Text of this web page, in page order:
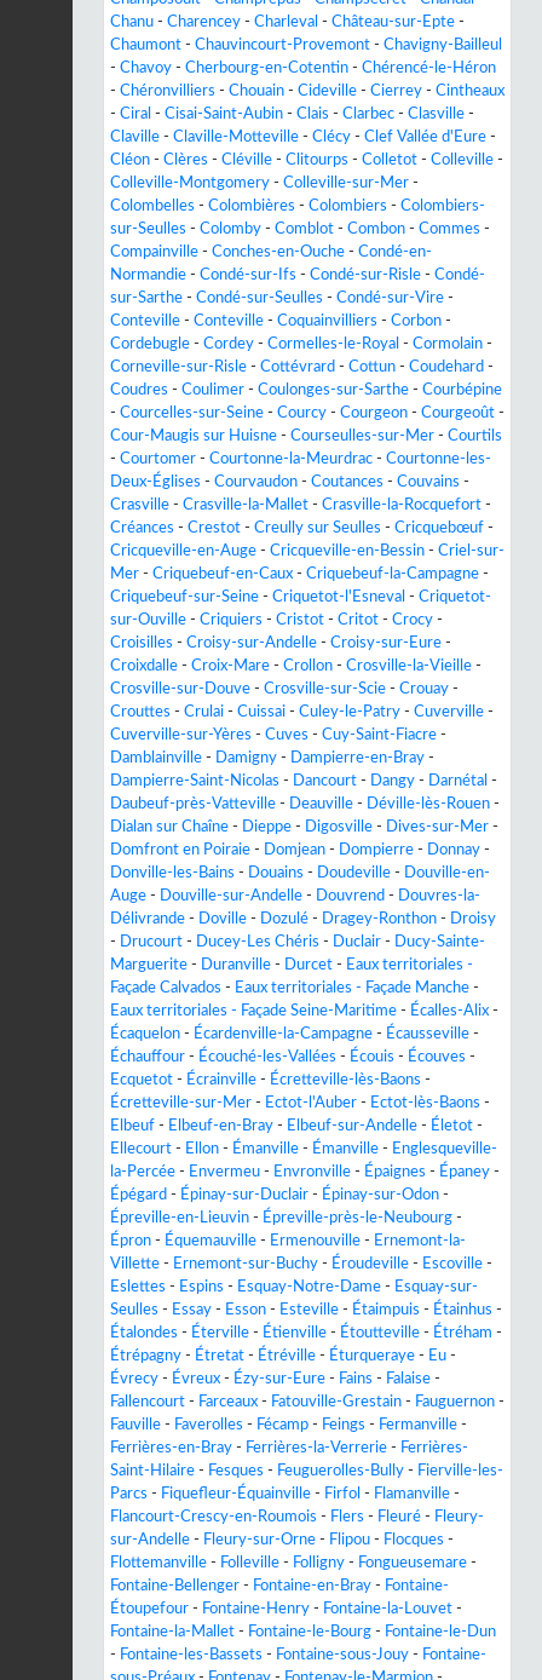
Chanu - Charencey - Charleval - Château-sur-Epte -
Chaumont - Chauvincourt-Provemont - Chavigny-Bailleul
- Chavoy - Cherbourg-en-Cotentin - Chérencé-le-Héron
- Chéronvilliers - Chouain - Cideville - Cierrey - Cintheaux
- Ciral - Cisai-Saint-Aubin - Clais - Clarbec - Clasville -
Claville - Claville-Motteville - Clécy - Clef Vallée d'Eure -
Cléon - Clères - Cléville - Clitourps - Colletot - Colleville -
Colleville-Montgomery - Colleville-sur-Mer -
Colombelles - Colombières - Colombiers - Colombiers-
sur-Seulles - Colomby - Comblot - Combon - Commes -
Compainville - Conches-en-Ouche - Condé-en-
Normandie - Condé-sur-Ifs - Condé-sur-Risle - Condé-
sur-Sarthe - Condé-sur-Seulles - Condé-sur-Vire -
Conteville - Conteville - Coquainvilliers - Corbon -
Cordebugle - Cordey - Cormelles-le-Royal - Cormolain -
Corneville-sur-Risle - Cottévrard - Cottun - Coudehard -
Coudres - Coulimer - Coulonges-sur-Sarthe - Courbépine
- Courcelles-sur-Seine - Courcy - Courgeon - Courgeoût -
Cour-Maugis sur Huisne - Courseulles-sur-Mer - Courtils
- Courtomer - Courtonne-la-Meurdrac - Courtonne-les-
Deux-Églises - Courvaudon - Coutances - Couvains -
Crasville - Crasville-la-Mallet - Crasville-la-Rocquefort -
Créances - Crestot - Creully sur Seulles - Cricquebœuf -
Cricqueville-en-Auge - Cricqueville-en-Bessin - Criel-sur-
Mer - Criquebeuf-en-Caux - Criquebeuf-la-Campagne -
Criquebeuf-sur-Seine - Criquetot-l'Esneval - Criquetot-
sur-Ouville - Criquiers - Cristot - Critot - Crocy -
Croisilles - Croisy-sur-Andelle - Croisy-sur-Eure -
Croixdalle - Croix-Mare - Crollon - Crosville-la-Vieille -
Crosville-sur-Douve - Crosville-sur-Scie - Crouay -
Crouttes - Crulai - Cuissai - Culey-le-Patry - Cuverville -
Cuverville-sur-Yères - Cuves - Cuy-Saint-Fiacre -
Damblainville - Damigny - Dampierre-en-Bray -
Dampierre-Saint-Nicolas - Dancourt - Dangy - Darnétal -
Daubeuf-près-Vatteville - Deauville - Déville-lès-Rouen -
Dialan sur Chaîne - Dieppe - Digosville - Dives-sur-Mer -
Domfront en Poiraie - Domjean - Dompierre - Donnay -
Donville-les-Bains - Douains - Doudeville -
Douville-en-
Auge - Douville-sur-Andelle - Douvrend -
Douvres-la-
Délivrande - Doville - Dozulé - Dragey-Ronthon -
Droisy
-
Drucourt - Ducey-Les Chéris - Duclair -
Ducy-Sainte-
Marguerite - Duranville - Durcet - Eaux territoriales -
Façade Calvados - Eaux territoriales - Façade Manche -
Eaux territoriales - Façade Seine-Maritime - Écalles-Alix -
Écaquelon - Écardenville-la-Campagne - Écausseville -
Échauffour - Écouché-les-Vallées - Écouis - Écouves -
Ecquetot - Écrainville - Écretteville-lès-Baons -
Écretteville-sur-Mer - Ectot-l'Auber - Ectot-lès-Baons -
Elbeuf - Elbeuf-en-Bray - Elbeuf-sur-Andelle - Életot -
Ellecourt - Ellon - Émanville - Émanville - Englesqueville-
la-Percée - Envermeu - Envronville - Épaignes - Épaney -
Épégard - Épinay-sur-Duclair - Épinay-sur-Odon -
Épreville-en-Lieuvin - Épreville-près-le-Neubourg -
Épron - Équemauville - Ermenouville - Ernemont-la-
Villette - Ernemont-sur-Buchy - Éroudeville - Escoville -
Eslettes - Espins - Esquay-Notre-Dame - Esquay-sur-
Seulles - Essay - Esson - Esteville - Étaimpuis - Étainhus -
Étalondes - Éterville - Étienville - Étoutteville - Étréham -
Étrépagny - Étretat - Étréville - Éturqueraye - Eu -
Évrecy - Évreux - Ézy-sur-Eure - Fains - Falaise -
Fallencourt - Farceaux - Fatouville-Grestain - Fauguernon -
Fauville - Faverolles - Fécamp - Feings - Fermanville -
Ferrières-en-Bray - Ferrières-la-Verrerie - Ferrières-
Saint-Hilaire - Fesques - Feuguerolles-Bully - Fierville-les-
Parcs - Fiquefleur-Équainville - Firfol - Flamanville -
Flancourt-Crescy-en-Roumois - Flers - Fleuré - Fleury-
sur-Andelle - Fleury-sur-Orne - Flipou - Flocques -
Flottemanville - Folleville - Folligny - Fongueusemare -
Fontaine-Bellenger - Fontaine-en-Bray - Fontaine-
Étoupefour - Fontaine-Henry - Fontaine-la-Louvet -
Fontaine-la-Mallet - Fontaine-le-Bourg - Fontaine-le-Dun
- Fontaine-les-Bassets - Fontaine-sous-Jouy - Fontaine-